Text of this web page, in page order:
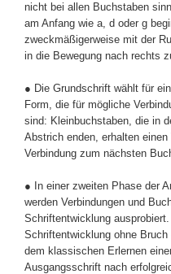
nicht bei allen Buchstaben
am Anfang wie a, d oder g
zweckmäßigerweise mit der
in die Bewegung nach rechts
● Die Grundschrift wählt für
Form, die für mögliche
sind: Kleinbuchstaben, die in
Abstrich enden, erhalten
Verbindung zum nächsten
● In einer zweiten Phase der
werden Verbindungen und
Schriftentwicklung
Schriftentwicklung ohne
dem klassischen Erlernen
Ausgangsschrift nach